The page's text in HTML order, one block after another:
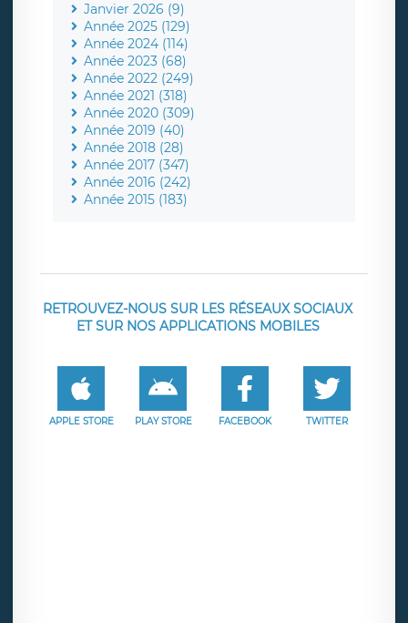
Janvier 2026 (9)
Année 2025 (129)
Année 2024 (114)
Année 2023 (68)
Année 2022 (249)
Année 2021 (318)
Année 2020 (309)
Année 2019 (40)
Année 2018 (28)
Année 2017 (347)
Année 2016 (242)
Année 2015 (183)
RETROUVEZ-NOUS SUR LES RÉSEAUX SOCIAUX
ET SUR NOS APPLICATIONS MOBILES
APPLE STORE PLAY STORE FACEBOOK TWITTER